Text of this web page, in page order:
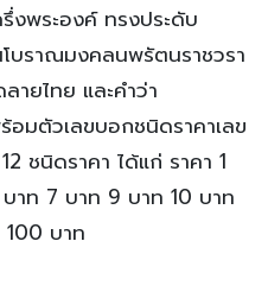
งพระองค์ ทรงประดับ
บราณมงคลนพรัตนราชวรา
ายไทย และคำว่า
อมตัวเลขบอกชนิดราคาเลข
ชนิดราคา ได้แก่ ราคา 1
าท 7 บาท 9 บาท 10 บาท
100 บาท